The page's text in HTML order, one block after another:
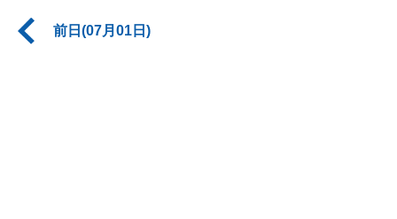
前日(07月01日)